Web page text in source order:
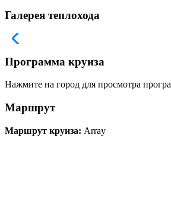
Галерея теплохода
Программа круиза
Нажмите на город для просмотра
Маршрут
Маршрут круиза: Array